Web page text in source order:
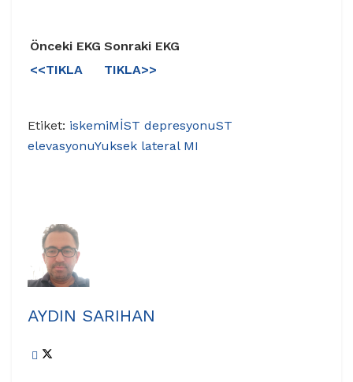
Önceki EKG Sonraki EKG
<<TIKLA
TIKLA>>
Etiket: iskemiMİST depresyonuST
elevasyonuYuksek lateral MI
AYDIN SARIHAN